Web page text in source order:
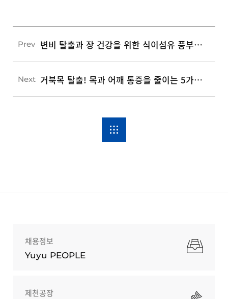
Prev 변비 탈출과 장 건강을 위한 식이섬유 풍부한 식품 5가지와 올바른 섭취법
Next 거북목 탈출! 목과 어깨 통증을 줄이는 5가지 바른 자세 습관
채용정보
Yuyu PEOPLE
제천공장